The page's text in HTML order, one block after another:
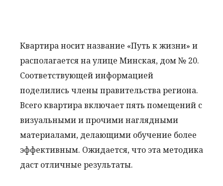
Квартира носит название «Путь к жизни» и
располагается на улице Минская, дом № 20.
Соответствующей информацией
поделились члены правительства региона.
Всего квартира включает пять помещений с
визуальными и прочими наглядными
материалами, делающими обучение более
эффективным. Ожидается, что эта методика
даст отличные результаты.